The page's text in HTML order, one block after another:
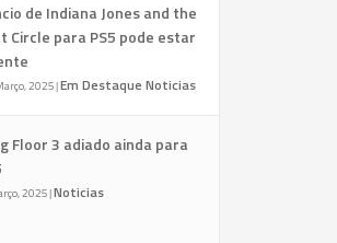
de Indiana Jones and the
Circle para PS5 pode estar
2025|Em Destaque Noticias
Floor 3 adiado ainda para
2025|Noticias